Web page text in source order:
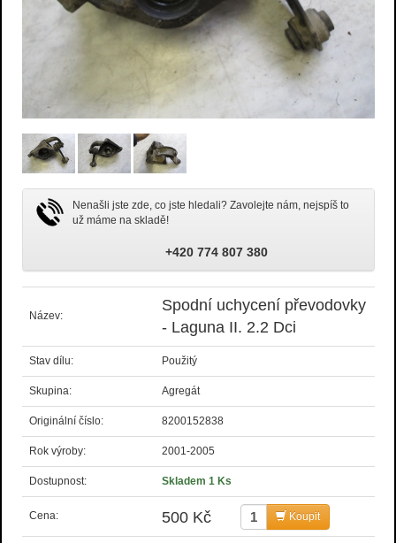
Nenašli jste zde, co jste hledali? Zavolejte nám, nejspíš to
už máme na skladě!
+420 774 807 380
Název:
Spodní uchycení převodovky
- Laguna II. 2.2 Dci
Stav dílu: Použitý
Skupina: Agregát
Originální číslo: 8200152838
Rok výroby: 2001-2005
Dostupnost: Skladem 1 Ks
Cena: 500 Kč Koupit